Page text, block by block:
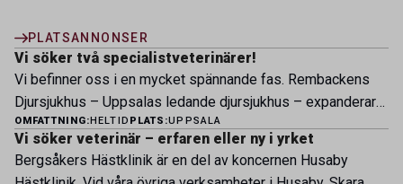
PLATSANNONSER
Vi söker två specialistveterinärer!
Vi befinner oss i en mycket spännande fas. Rembackens
Djursjukhus – Uppsalas ledande djursjukhus – expanderar
nu sin specialistverksamhet och söker legitimerade
veterinärer med specialistkompetens som vill vara med
och forma vårt nästa kapitel. Hos oss möter du ett
OMFATTNING: HELTID PLATS:UPPSALA
Vi söker veterinär – erfaren eller ny i yrket
Bergsåkers Hästklinik är en del av koncernen Husaby